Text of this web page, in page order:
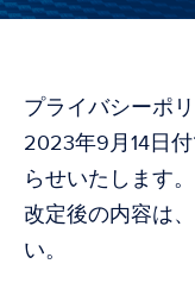
プライバシーポ
2023年9月14日
らせいたします。
改定後の内容は
い。